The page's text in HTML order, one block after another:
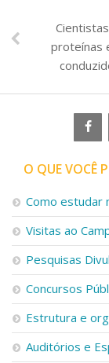
proteínas
O QUE VOCÊ
Como estudar
Visitas ao
Pesquisas
Concursos
Estrutura e
Auditórios e